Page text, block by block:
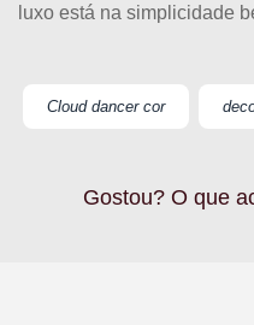
luxo está na simplicidade
Cloud dancer cor
Gostou? O que